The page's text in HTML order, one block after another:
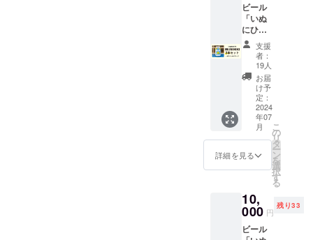
ビール
「いぬ
にひ
き」3本
セット
（GF
IPA 1st
Batch
330ml
）+オリ
ジナル
マグ
カップ
付き
支援
者：
19人
お届
け予
定：
2024
年07
月
詳細を見る
こ
の
リ
タ
ー
ン
を
選
択
す
る
10,
000 円
残り33
ビール